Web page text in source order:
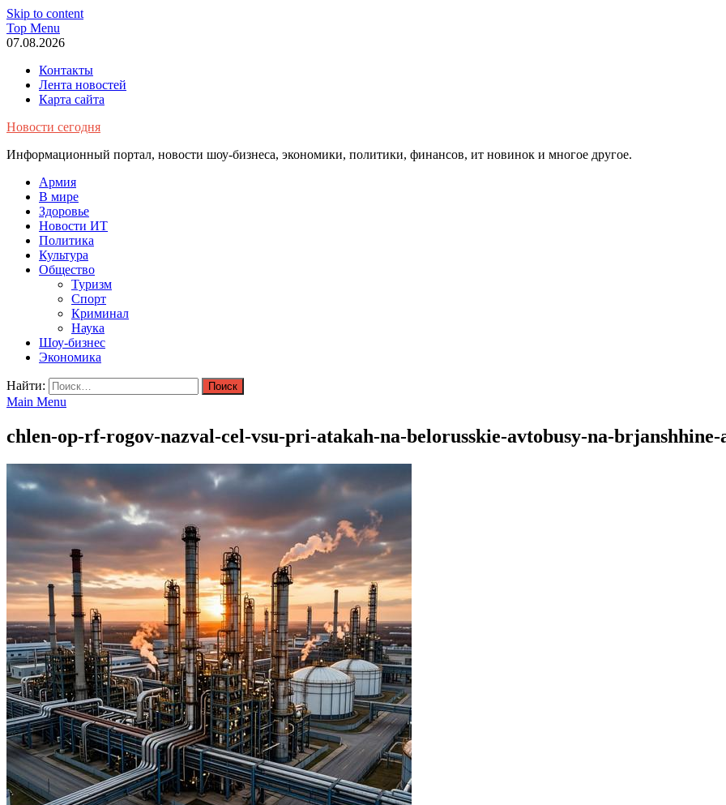
Skip to content
Top Menu
07.08.2026
Контакты
Лента новостей
Карта сайта
Новости сегодня
Информационный портал, новости шоу-бизнеса, экономики, политики, финансов, ит новинок и многое другое.
Армия
В мире
Здоровье
Новости ИТ
Политика
Культура
Общество
Туризм
Спорт
Криминал
Наука
Шоу-бизнес
Экономика
Найти:
Main Menu
chlen-op-rf-rogov-nazval-cel-vsu-pri-atakah-na-belorusskie-avtobusy-na-brjanshhine-